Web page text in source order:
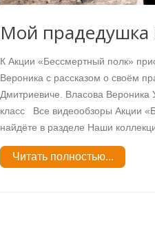
Мой прадедушка
К Акции «Бессмертный полк»
Вероника с рассказом о своём
Дмитриевиче. Власова
класс Все видеообзоры Акции
найдёте в разделе Наши
Читать полностью...